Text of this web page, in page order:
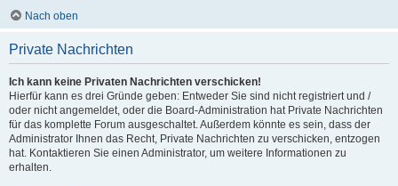
Nach oben
Private Nachrichten
Ich kann keine Privaten Nachrichten verschicken!
Hierfür kann es drei Gründe geben: Entweder Sie sind nicht registriert und /
oder nicht angemeldet, oder die Board-Administration hat Private Nachrichten
für das komplette Forum ausgeschaltet. Außerdem könnte es sein, dass der
Administrator Ihnen das Recht, Private Nachrichten zu verschicken, entzogen
hat. Kontaktieren Sie einen Administrator, um weitere Informationen zu
erhalten.